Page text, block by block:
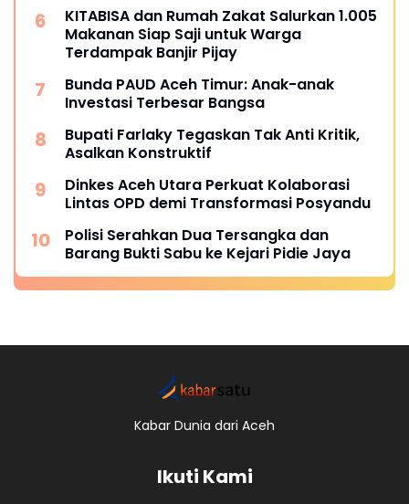
KITABISA dan Rumah Zakat Salurkan 1.005
Makanan Siap Saji untuk Warga
Terdampak Banjir Pijay
Bunda PAUD Aceh Timur: Anak-anak
Investasi Terbesar Bangsa
Bupati Farlaky Tegaskan Tak Anti Kritik,
Asalkan Konstruktif
Dinkes Aceh Utara Perkuat Kolaborasi
Lintas OPD demi Transformasi Posyandu
Polisi Serahkan Dua Tersangka dan
Barang Bukti Sabu ke Kejari Pidie Jaya
Kabar Dunia dari Aceh
Ikuti Kami